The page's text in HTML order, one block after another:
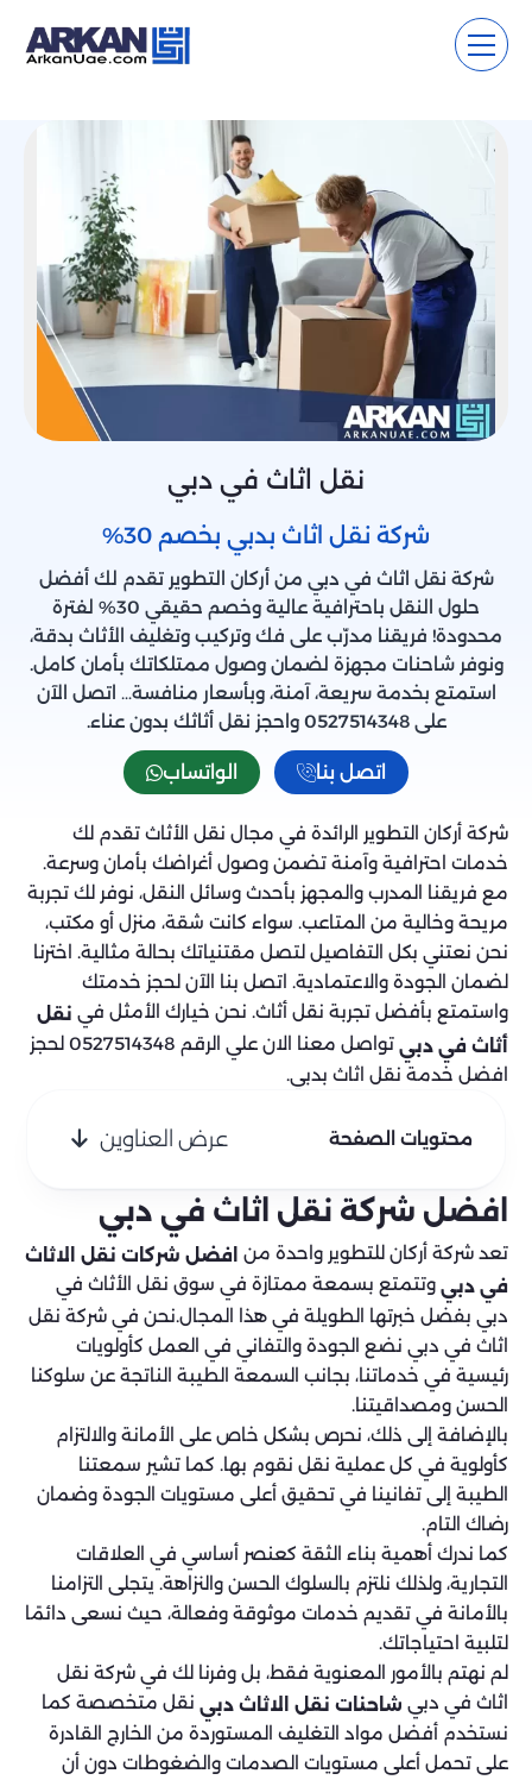
نقل اثاث في دبي
شركة نقل اثاث بدبي بخصم 30%
شركة نقل اثاث في دبي من أركان التطوير تقدم لك أفضل
حلول النقل باحترافية عالية وخصم حقيقي 30% لفترة
محدودة! فريقنا مدرّب على فك وتركيب وتغليف الأثاث بدقة،
ونوفر شاحنات مجهزة لضمان وصول ممتلكاتك بأمان كامل.
استمتع بخدمة سريعة، آمنة، وبأسعار منافسة… اتصل الآن
على 0527514348 واحجز نقل أثاثك بدون عناء.
اتصل بنا الواتساب
شركة أركان التطوير الرائدة في مجال نقل الأثاث تقدم لك
خدمات احترافية وآمنة تضمن وصول أغراضك بأمان وسرعة.
مع فريقنا المدرب والمجهز بأحدث وسائل النقل، نوفر لك تجربة
مريحة وخالية من المتاعب. سواء كانت شقة، منزل أو مكتب،
نحن نعتني بكل التفاصيل لتصل مقتنياتك بحالة مثالية. اخترنا
لضمان الجودة والاعتمادية. اتصل بنا الآن لحجز خدمتك
واستمتع بأفضل تجربة نقل أثاث. نحن خيارك الأمثل في نقل
أثاث في دبي
تواصل معنا الان علي الرقم 0527514348 لحجز
افضل خدمة نقل اثاث بدبي.
محتويات الصفحة عرض العناوين
افضل شركة نقل اثاث في دبي
تعد شركة أركان للتطوير واحدة من افضل شركات نقل الاثاث
في دبي وتتمتع بسمعة ممتازة في سوق نقل الأثاث في
دبي بفضل خبرتها الطويلة في هذا المجال.نحن في شركة نقل
اثاث في دبي نضع الجودة والتفاني في العمل كأولويات
رئيسية في خدماتنا، بجانب السمعة الطيبة الناتجة عن سلوكنا
الحسن ومصداقيتنا.
بالإضافة إلى ذلك، نحرص بشكل خاص على الأمانة والالتزام
كأولوية في كل عملية نقل نقوم بها. كما تشير سمعتنا
الطيبة إلى تفانينا في تحقيق أعلى مستويات الجودة وضمان
رضاك التام.
كما ندرك أهمية بناء الثقة كعنصر أساسي في العلاقات
التجارية، ولذلك نلتزم بالسلوك الحسن والنزاهة. يتجلى التزامنا
بالأمانة في تقديم خدمات موثوقة وفعالة، حيث نسعى دائمًا
لتلبية احتياجاتك.
لم نهتم بالأمور المعنوية فقط، بل وفرنا لك في شركة نقل
اثاث في دبي شاحنات نقل الاثاث دبي نقل متخصصة كما
نستخدم أفضل مواد التغليف المستوردة من الخارج القادرة
على تحمل أعلى مستويات الصدمات والضغوطات دون أن